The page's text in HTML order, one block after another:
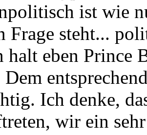
ist wie
Frage steht...
halt eben Prince
Dem
Ich denke,
wir ein